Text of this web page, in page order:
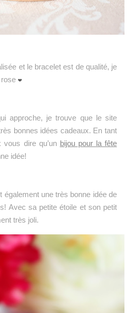
et le bracelet est de qualité, je
❤
approche, je trouve que le site
bonnes idées cadeaux. En tant
dire qu’un bijou pour la fête
idée!
également une très bonne idée de
Avec sa petite étoile et son petit
très joli.